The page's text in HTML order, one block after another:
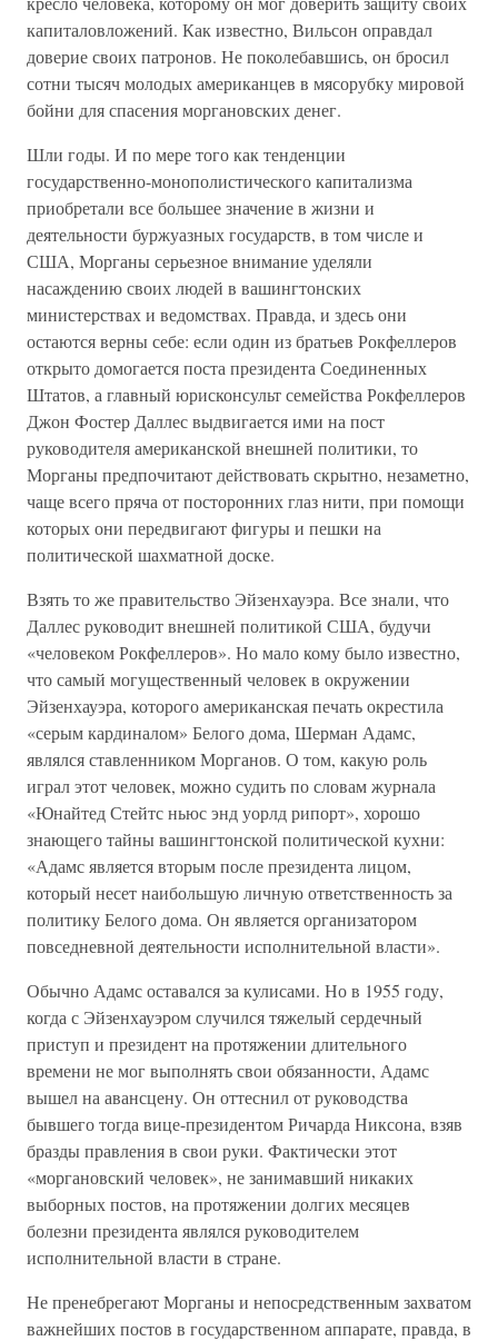
капиталовложений. Как известно, Вильсон оправдал
доверие своих патронов. Не поколебавшись, он бросил
сотни тысяч молодых американцев в мясорубку мировой
бойни для спасения моргановских денег.
Шли годы. И по мере того как тенденции
государственно-монополистического капитализма
приобретали все большее значение в жизни и
деятельности буржуазных государств, в том числе и
США, Морганы серьезное внимание уделяли
насаждению своих людей в вашингтонских
министерствах и ведомствах. Правда, и здесь они
остаются верны себе: если один из братьев Рокфеллеров
открыто домогается поста президента Соединенных
Штатов, а главный юрисконсульт семейства Рокфеллеров
Джон Фостер Даллес выдвигается ими на пост
руководителя американской внешней политики, то
Морганы предпочитают действовать скрытно, незаметно,
чаще всего пряча от посторонних глаз нити, при помощи
которых они передвигают фигуры и пешки на
политической шахматной доске.
Взять то же правительство Эйзенхауэра. Все знали, что
Даллес руководит внешней политикой США, будучи
«человеком Рокфеллеров». Но мало кому было известно,
что самый могущественный человек в окружении
Эйзенхауэра, которого американская печать окрестила
«серым кардиналом» Белого дома, Шерман Адамс,
являлся ставленником Морганов. О том, какую роль
играл этот человек, можно судить по словам журнала
«Юнайтед Стейтс ньюс энд уорлд рипорт», хорошо
знающего тайны вашингтонской политической кухни:
«Адамс является вторым после президента лицом,
который несет наибольшую личную ответственность за
политику Белого дома. Он является организатором
повседневной деятельности исполнительной власти».
Обычно Адамс оставался за кулисами. Но в 1955 году,
когда с Эйзенхауэром случился тяжелый сердечный
приступ и президент на протяжении длительного
времени не мог выполнять свои обязанности, Адамс
вышел на авансцену. Он оттеснил от руководства
бывшего тогда вице-президентом Ричарда Никсона, взяв
бразды правления в свои руки. Фактически этот
«моргановский человек», не занимавший никаких
выборных постов, на протяжении долгих месяцев
болезни президента являлся руководителем
исполнительной власти в стране.
Не пренебрегают Морганы и непосредственным захватом
важнейших постов в государственном аппарате, правда, в